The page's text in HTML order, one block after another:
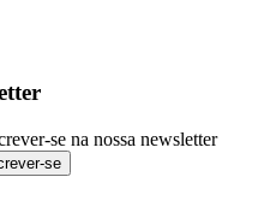
se na nossa newsletter
se